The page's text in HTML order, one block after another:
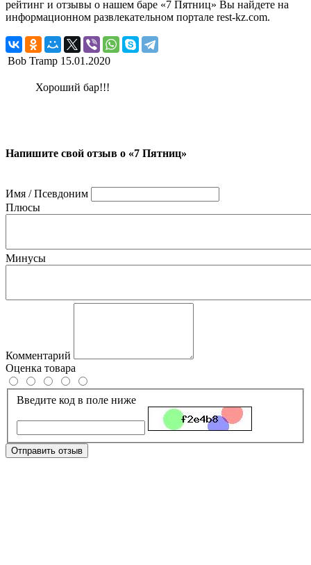
рейтинг и отзывы о нашем баре «7 Пятниц» Вы найдете на
информационном развлекательном портале rest-kz.com.
Bob Tramp 15.01.2020
Хороший бар!!!
Напишите свой отзыв о «7 Пятниц»
Имя / Псевдоним
Плюсы
Минусы
Комментарий
Оценка товара
Введите код в поле ниже
Отправить отзыв